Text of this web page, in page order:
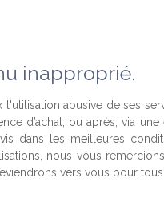
inapproprié.
l'utilisation abusive de ses
d’achat, ou après, via
dans les meilleures
nous vous
vers vous pour